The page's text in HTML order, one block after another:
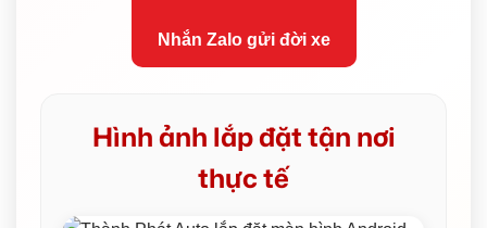
Nhắn Zalo gửi đời xe
Hình ảnh lắp đặt tận nơi
thực tế